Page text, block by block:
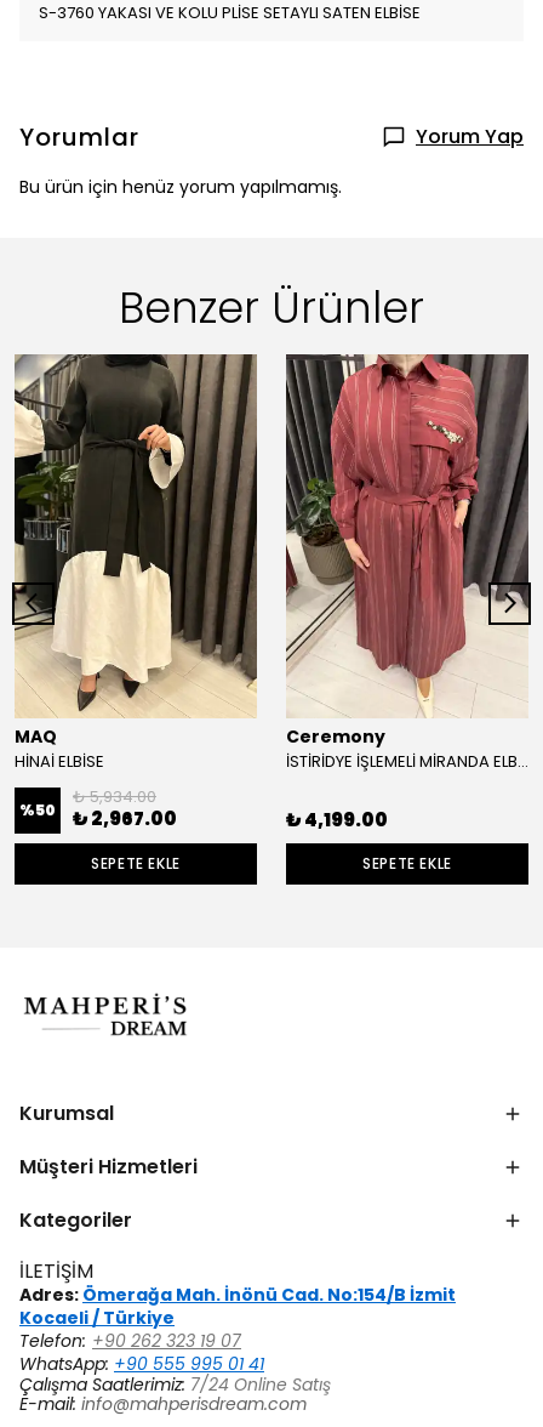
S-3760 YAKASI VE KOLU PLİSE SETAYLI SATEN ELBİSE
Yorumlar Yorum Yap
Bu ürün için henüz yorum yapılmamış.
Benzer Ürünler
MAQ
HİNAİ ELBİSE
%50
₺ 5,934.00
₺ 2,967.00
SEPETE EKLE
Ceremony
İSTİRİDYE İŞLEMELİ MİRANDA ELBİSE
₺ 4,199.00
SEPETE EKLE
Kurumsal
Müşteri Hizmetleri
Kategoriler
İLETİŞİM
Adres: Ömerağa Mah. İnönü Cad. No:154/B İzmit
Kocaeli / Türkiye
Telefon: +90 262 323 19 07
WhatsApp: +90 555 995 01 41
Çalışma Saatlerimiz: 7/24 Online Satış
E-mail: info@mahperisdream.com